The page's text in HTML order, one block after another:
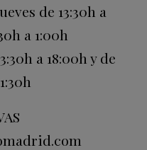
de 13:30h a
a 1:00h
a 18:00h y de